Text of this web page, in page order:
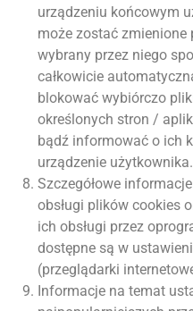
urządzeniu końcowym
może zostać zmienione
wybrany przez niego
całkowicie
blokować wybiórczo
określonych stron /
bądź informować o ich
urządzenie użytkownika.
Szczegółowe
obsługi plików cookies
ich obsługi przez
dostępne są w
(przeglądarki
Informacje na temat